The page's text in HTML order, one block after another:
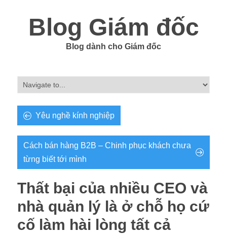
Blog Giám đốc
Blog dành cho Giám đốc
Yêu nghề kính nghiệp
Cách bán hàng B2B – Chinh phục khách chưa
từng biết tới mình
Thất bại của nhiều CEO và
nhà quản lý là ở chỗ họ cứ
cố làm hài lòng tất cả